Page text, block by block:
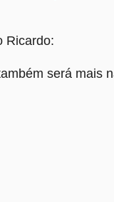
Ricardo:
será mais